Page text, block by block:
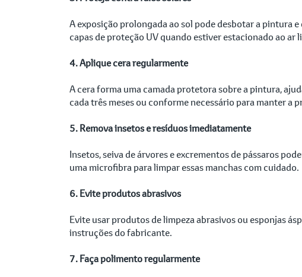
A exposição prolongada ao sol pode desbotar a pintura
capas de proteção UV quando estiver estacionado ao ar
4. Aplique cera regularmente
A cera forma uma camada protetora sobre a pintura,
cada três meses ou conforme necessário para manter a
5. Remova insetos e resíduos imediatamente
Insetos, seiva de árvores e excrementos de pássaros
uma microfibra para limpar essas manchas com cuidado.
6. Evite produtos abrasivos
Evite usar produtos de limpeza abrasivos ou esponjas
instruções do fabricante.
7. Faça polimento regularmente